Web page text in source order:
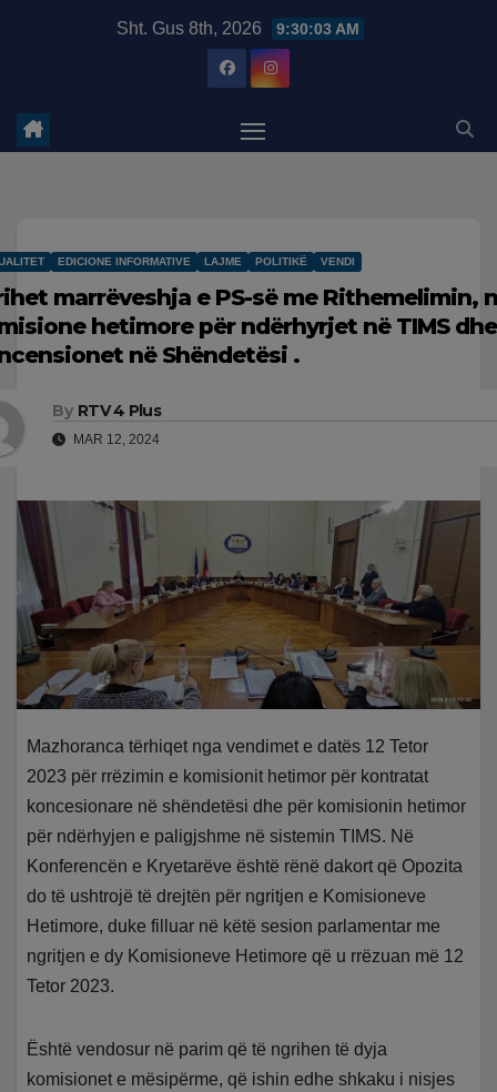
Sht. Gus 8th, 2026 9:30:04 AM
EDICIONE INFORMATIVE LAJME POLITIKË VENDI
marrëveshja e PS-së me Rithemelimin,
hetimore për ndërhyrjet në TIMS dhe
në Shëndetësi .
By RTV 4 Plus
MAR 12, 2024
Mazhoranca tërhiqet nga vendimet e datës 12 Tetor
2023 për rrëzimin e komisionit hetimor për kontratat
koncesionare në shëndetësi dhe për komisionin hetimor
për ndërhyjen e paligjshme në sistemin TIMS. Në
Konferencën e Kryetarëve është rënë dakort që Opozita
do të ushtrojë të drejtën për ngritjen e Komisioneve
Hetimore, duke filluar në këtë sesion parlamentar me
ngritjen e dy Komisioneve Hetimore që u rrëzuan më 12
Tetor 2023.
Është vendosur në parim që të ngrihen të dyja
komisionet e mësipërme, që ishin edhe shkaku i nisjes